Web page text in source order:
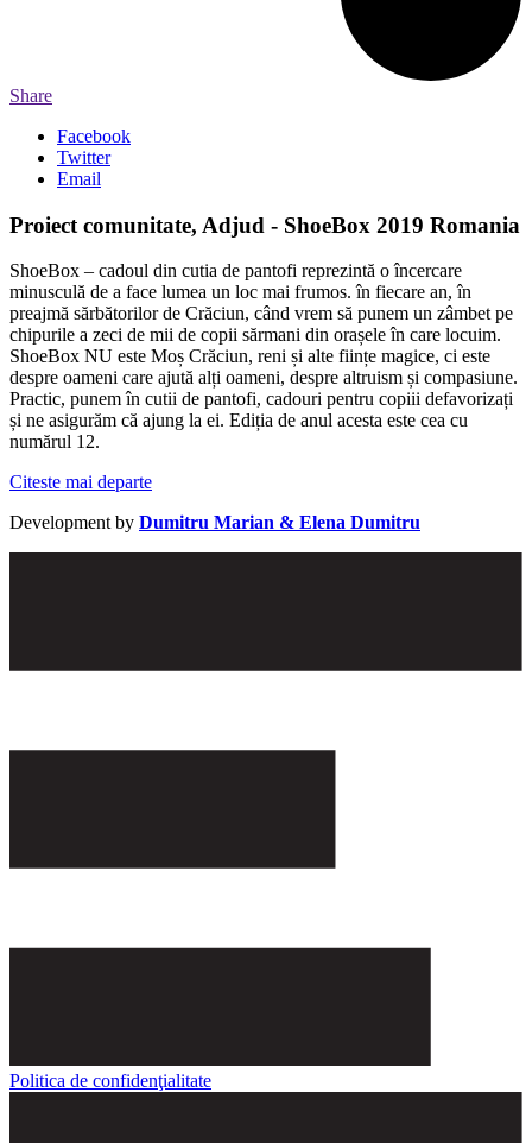
Share
Facebook
Twitter
Email
Proiect comunitate, Adjud - ShoeBox 2019 Romania
ShoeBox – cadoul din cutia de pantofi reprezintă o încercare
minusculă de a face lumea un loc mai frumos. în fiecare an, în
preajmă sărbătorilor de Crăciun, când vrem să punem un zâmbet pe
chipurile a zeci de mii de copii sărmani din orașele în care locuim.
ShoeBox NU este Moș Crăciun, reni și alte ființe magice, ci este
despre oameni care ajută alți oameni, despre altruism și compasiune.
Practic, punem în cutii de pantofi, cadouri pentru copiii defavorizați
și ne asigurăm că ajung la ei. Ediția de anul acesta este cea cu
numărul 12.
Citeste mai departe
Development by Dumitru Marian & Elena Dumitru
Politica de confidenţialitate